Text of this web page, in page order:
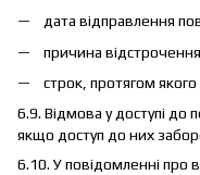
дата відправлення
причина
строк, протягом
6.9. Відмова у доступі до
якщо доступ до них
6.10. У повідомленні про